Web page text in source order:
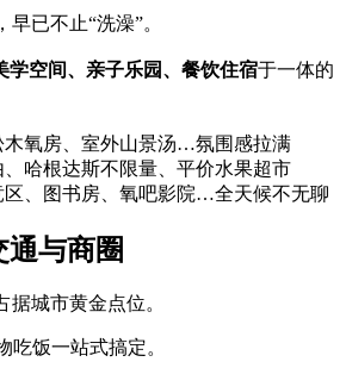
，早已不止“洗澡”。
学空间、亲子乐园、餐饮住宿于一体的
木氧房、室外山景汤…氛围感拉满
、哈根达斯不限量、平价水果超市
区、图书房、氧吧影院…全天候不无聊
通与商圈
城市黄金点位。
吃饭一站式搞定。